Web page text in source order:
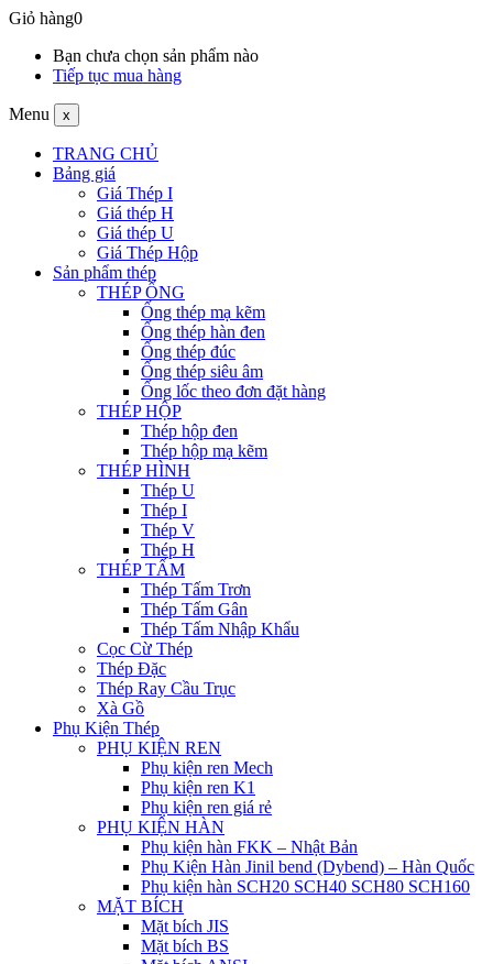
Giỏ hàng0
Bạn chưa chọn sản phẩm nào
Tiếp tục mua hàng
Menu x
TRANG CHỦ
Bảng giá
Giá Thép I
Giá thép H
Giá thép U
Giá Thép Hộp
Sản phẩm thép
THÉP ỐNG
Ống thép mạ kẽm
Ống thép hàn đen
Ống thép đúc
Ống thép siêu âm
Ống lốc theo đơn đặt hàng
THÉP HỘP
Thép hộp đen
Thép hộp mạ kẽm
THÉP HÌNH
Thép U
Thép I
Thép V
Thép H
THÉP TẤM
Thép Tấm Trơn
Thép Tấm Gân
Thép Tấm Nhập Khẩu
Cọc Cừ Thép
Thép Đặc
Thép Ray Cầu Trục
Xà Gồ
Phụ Kiện Thép
PHỤ KIỆN REN
Phụ kiện ren Mech
Phụ kiện ren K1
Phụ kiện ren giá rẻ
PHỤ KIỆN HÀN
Phụ kiện hàn FKK – Nhật Bản
Phụ Kiện Hàn Jinil bend (Dybend) – Hàn Quốc
Phụ kiện hàn SCH20 SCH40 SCH80 SCH160
MẶT BÍCH
Mặt bích JIS
Mặt bích BS